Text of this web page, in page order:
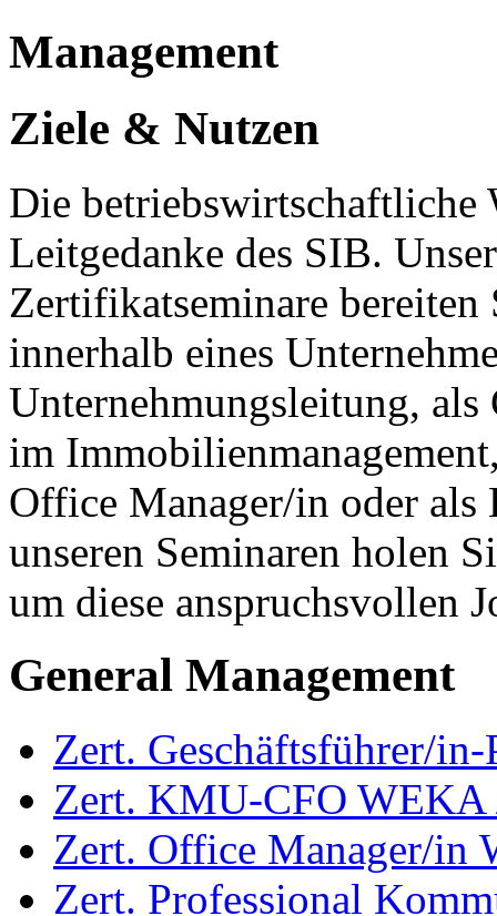
Management
Ziele & Nutzen
Die betriebswirtschaftliche
Leitgedanke des SIB.
Zertifikatseminare
innerhalb eines
Unternehmungsleitung,
im
Office Manager/in oder
unseren Seminaren holen
um diese anspruchsvollen
General Management
Zert. Geschäftsführer/
Zert. KMU-CFO WEKA
Zert. Office Manager/in
Zert. Professional